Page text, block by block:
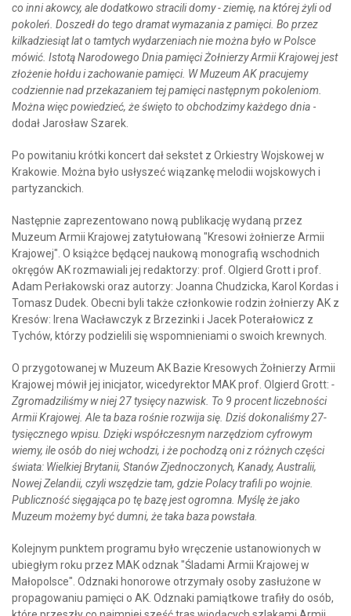
co inni akowcy, ale dodatkowo stracili domy - ziemię, na której żyli od
pokoleń. Doszedł do tego dramat wymazania z pamięci. Bo przez
kilkadziesiąt lat o tamtych wydarzeniach nie można było w Polsce
mówić. Istotą Narodowego Dnia pamięci Żołnierzy Armii Krajowej jest
złożenie hołdu i zachowanie pamięci. W Muzeum AK pracujemy
codziennie nad przekazaniem tej pamięci następnym pokoleniom.
Można więc powiedzieć, że święto to obchodzimy każdego dnia -
dodał Jarosław Szarek.
Po powitaniu krótki koncert dał sekstet z Orkiestry Wojskowej w
Krakowie. Można było usłyszeć wiązankę melodii wojskowych i
partyzanckich.
Następnie zaprezentowano nową publikację wydaną przez
Muzeum Armii Krajowej zatytułowaną "Kresowi żołnierze Armii
Krajowej". O książce będącej naukową monografią wschodnich
okręgów AK rozmawiali jej redaktorzy: prof. Olgierd Grott i prof.
Adam Perłakowski oraz autorzy: Joanna Chudzicka, Karol Kordas i
Tomasz Dudek. Obecni byli także członkowie rodzin żołnierzy AK z
Kresów: Irena Wacławczyk z Brzezinki i Jacek Poterałowicz z
Tychów, którzy podzielili się wspomnieniami o swoich krewnych.
O przygotowanej w Muzeum AK Bazie Kresowych Żołnierzy Armii
Krajowej mówił jej inicjator, wicedyrektor MAK prof. Olgierd Grott: -
Zgromadziliśmy w niej 27 tysięcy nazwisk. To 9 procent liczebności
Armii Krajowej. Ale ta baza rośnie rozwija się. Dziś dokonaliśmy 27-
tysięcznego wpisu. Dzięki współczesnym narzędziom cyfrowym
wiemy, ile osób do niej wchodzi, i że pochodzą oni z różnych części
świata: Wielkiej Brytanii, Stanów Zjednoczonych, Kanady, Australii,
Nowej Zelandii, czyli wszędzie tam, gdzie Polacy trafili po wojnie.
Publiczność sięgająca po tę bazę jest ogromna. Myślę że jako
Muzeum możemy być dumni, że taka baza powstała.
Kolejnym punktem programu było wręczenie ustanowionych w
ubiegłym roku przez MAK odznak "Śladami Armii Krajowej w
Małopolsce". Odznaki honorowe otrzymały osoby zasłużone w
propagowaniu pamięci o AK. Odznaki pamiątkowe trafiły do osób,